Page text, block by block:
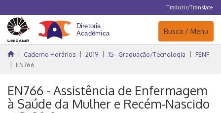
Traduzir/Translate
Navegação
Busca / Menu
Caderno Horários 2019 1S - Graduação/Tecnologia
FENF
EN766
EN766 - Assistência de Enfermagem
à Saúde da Mulher e Recém-Nascido